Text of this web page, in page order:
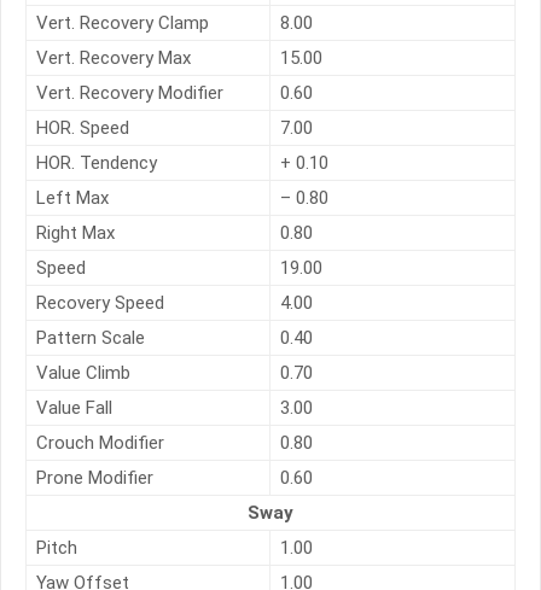
Vert. Recovery Clamp
8.00
Vert. Recovery Max
15.00
Vert. Recovery Modifier
0.60
HOR. Speed
7.00
HOR. Tendency
+ 0.10
Left Max
– 0.80
Right Max
0.80
Speed
19.00
Recovery Speed
4.00
Pattern Scale
0.40
Value Climb
0.70
Value Fall
3.00
Crouch Modifier
0.80
Prone Modifier
0.60
Sway
Pitch
1.00
Yaw Offset
1.00